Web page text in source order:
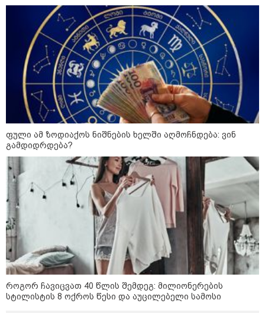
სამართალი
11:40 / 07-08-2026
"დაკავებულია 3 პირი, რომლებიც
სისტემატურად ამზადებდნენ ცნობილი
ფული ამ ზოდიაქოს ნიშნების ხელში აღმოჩნდება: ვინ
გამდიდრდება?
როგორ ჩავიცვათ 40 წლის შემდეგ: მილიონერების
სტილისტის 8 ოქროს წესი და აუცილებელი სამოსი